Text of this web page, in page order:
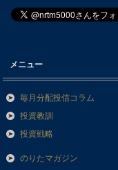
メニュー
毎月分配投信コラム
投資教訓
投資戦略
のりたマガジン